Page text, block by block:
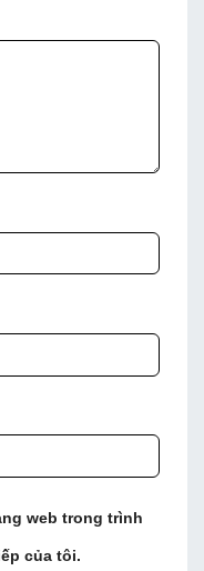
web trong trình
của tôi.